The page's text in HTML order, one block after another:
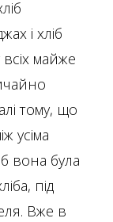
і хліб
майже
тому, що
усіма
вона була
під
Вже в